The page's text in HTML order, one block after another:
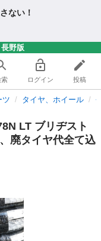
ない！
野版
索 ログイン 投稿
ツ タイヤ、ホイール
LT ブリヂスト
廃タイヤ代全て込